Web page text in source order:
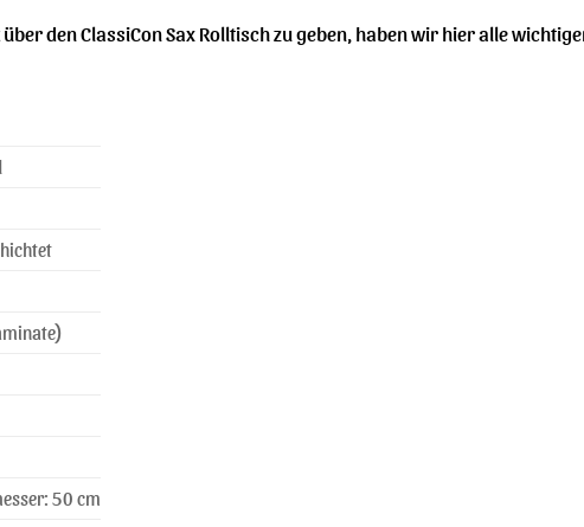
den ClassiCon Sax Rolltisch zu geben, haben wir hier alle
50 cm